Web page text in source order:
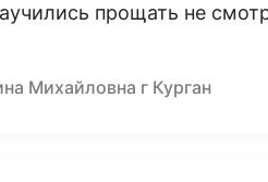
прощать не
Михайловна г Курган